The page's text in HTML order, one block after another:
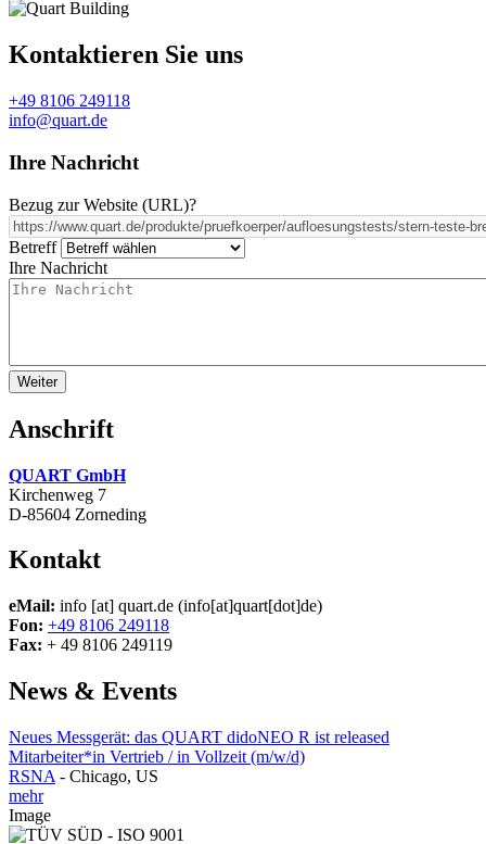
Kontaktieren Sie uns
+49 8106 249118
info@quart.de
Ihre Nachricht
Bezug zur Website (URL)?
Betreff
Ihre Nachricht
Anschrift
QUART GmbH
Kirchenweg 7
D-85604 Zorneding
Kontakt
eMail: info [at] quart.de (info[at]quart[dot]de)
Fon: +49 8106 249118
Fax: + 49 8106 249119
News & Events
Neues Messgerät: das QUART didoNEO R ist released
Mitarbeiter*in Vertrieb / in Vollzeit (m/w/d)
RSNA - Chicago, US
mehr
Image